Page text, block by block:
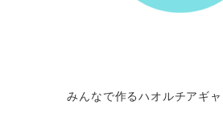
みんなで作るハオルチアギャ